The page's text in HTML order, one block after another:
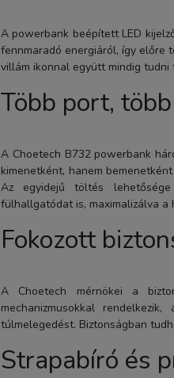
A powerbank beépített LED
fennmaradó energiáról, így előre
villám ikonnal együtt mindig
Több port,
A Choetech B732 powerbank
kimenetként, hanem
Az egyidejű töltés
fülhallgatódat is, maximalizálva a
Fokozott
A Choetech mérnökei a
mechanizmusokkal
túlmelegedést. Biztonságban
Strapabíró és